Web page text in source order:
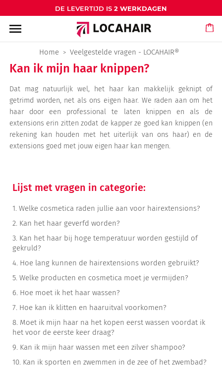
DE LEVERTIJD IS 2 WERKDAGEN
menu
Home Veelgestelde vragen - LOCAHAIR®
Kan ik mijn haar knippen?
Dat mag natuurlijk wel, het haar kan makkelijk geknipt of
getrimd worden, net als ons eigen haar. We raden aan om het
haar door een professional te laten knippen en als de
extensions erin zitten zodat de kapper ze goed kan knippen (en
rekening kan houden met het uiterlijk van ons haar) en de
extensions goed met jouw eigen haar kan mengen.
Lijst met vragen in categorie:
1. Welke cosmetica raden jullie aan voor hairextensions?
2. Kan het haar geverfd worden?
3. Kan het haar bij hoge temperatuur worden gestijld of
gekruld?
4. Hoe lang kunnen de hairextensions worden gebruikt?
5. Welke producten en cosmetica moet je vermijden?
6. Hoe moet ik het haar wassen?
7. Hoe kan ik klitten en haaruitval voorkomen?
8. Moet ik mijn haar na het kopen eerst wassen voordat ik
het voor de eerste keer draag?
9. Kan ik mijn haar wassen met een zilver shampoo?
10. Kan ik sporten en zwemmen in de zee of het zwembad?